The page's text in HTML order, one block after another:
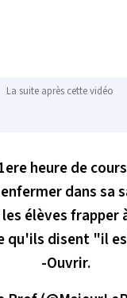
La suite après cette vidéo
heure de
dans sa
élèves frapper
qu'ils disent "il
-Ouvrir.